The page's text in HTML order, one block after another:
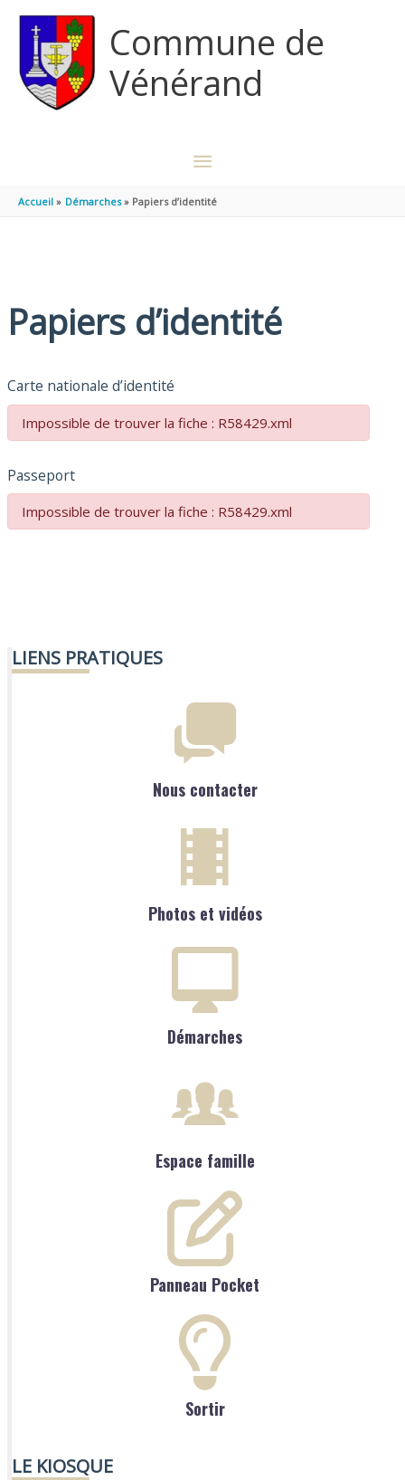
Commune de
Vénérand
MENU
PRINCIPAL
Accueil Démarches Papiers d’identité
Papiers d’identité
Carte nationale d’identité
Impossible de trouver la fiche : R58429.xml
Passeport
Impossible de trouver la fiche : R58429.xml
LIENS PRATIQUES
Nous contacter
Photos et vidéos
Démarches
Espace famille
Panneau Pocket
Sortir
LE KIOSQUE